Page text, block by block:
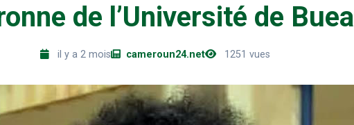
de l’Université de Buea
il y a 2 mois cameroun24.net 1251 vues